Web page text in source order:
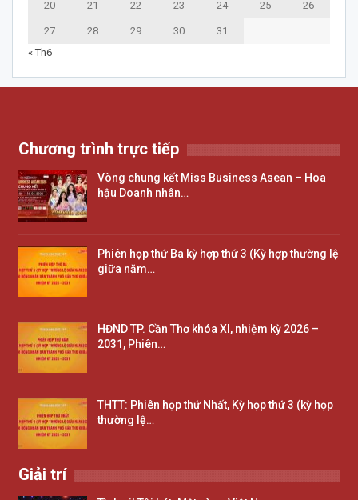
20 21 22 23 24 25 26
27 28 29 30
31
« Th6
Chương trình trực tiếp
Vòng chung kết Miss Business Asean – Hoa
hậu Doanh nhân…
Phiên họp thứ Ba kỳ hợp thứ 3 (Kỳ hợp thường lệ
giữa năm…
HĐND TP. Cần Thơ khóa XI, nhiệm kỳ 2026 –
2031, Phiên…
THTT: Phiên họp thứ Nhất, Kỳ họp thứ 3 (kỳ họp
thường lệ…
Giải trí